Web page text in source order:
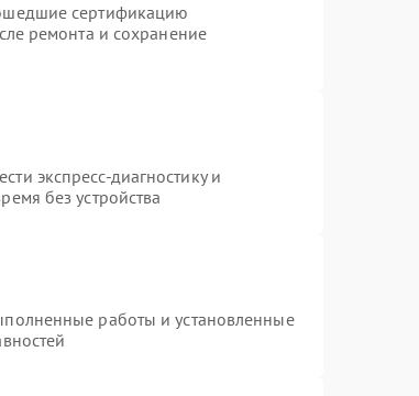
сертификацию
ремонта и сохранение
экспресс-диагностику и
без устройства
работы и установленные